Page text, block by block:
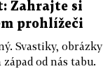
Zahrajte si
prohlížeči
Svastiky, obrázky
od nás tabu.